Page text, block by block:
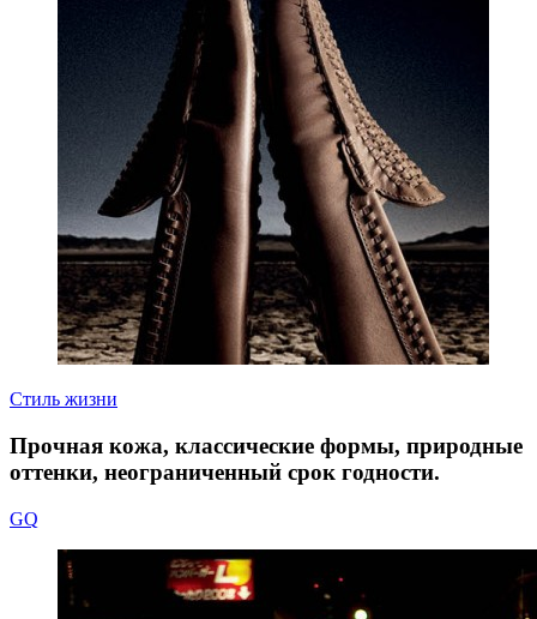
Стиль жизни
Прочная кожа, классические формы, природные
оттенки, неограниченный срок годности.
GQ